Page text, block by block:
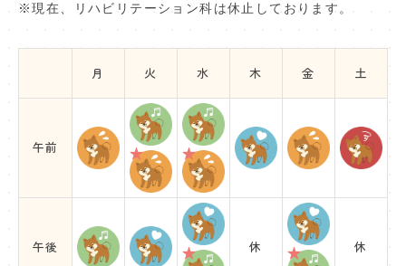
※現在、リハビリテーション科は休止しております。
月 火 水 木 金 土
午前
午後 休 休